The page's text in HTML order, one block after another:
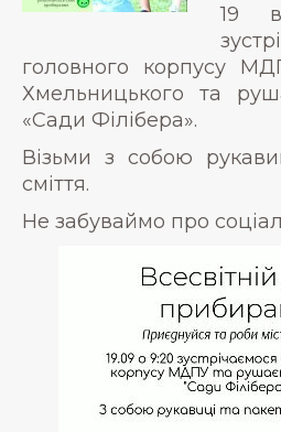
19
головного корпусу
Хмельницького та
«Сади Філібера».
Візьми з собою
сміття.
Не забуваймо про